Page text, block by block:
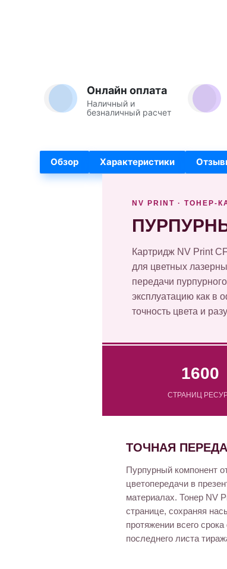
Онлайн оплата
Наличный и
безналичный расчет
Обзор Характеристики
NV PRINT · ТОНЕР-
Картридж NV Print
для цветных
передачи
эксплуатацию как в
точность цвета и
1600
СТРАНИЦ
ТОЧНАЯ
Пурпурный компонент
цветопередачи в
материалах. Тонер NV
странице, сохраняя
протяжении всего
последнего листа